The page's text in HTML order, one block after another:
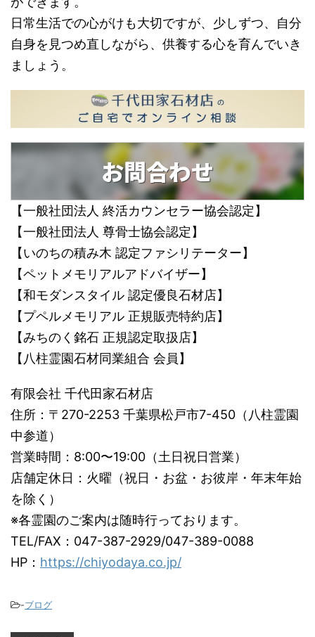
日常生活での心がけも大切ですが、少しずつ、自分
自身を見つめ直しながら、供養する心を育んでいき
ましょう。
お問合わせ
【一般社団法人 終活カウンセラー協会認定】
【一般社団法人 尊骨士協会認定】
【いのちの積み木 認定ファシリテーター】
【ペットメモリアルアドバイザー】
【和モダンスタイル 認定優良石材店】
【プペルメモリアル 正規販売特約店】
【みちのく銘石 正規認定取扱店】
【八柱霊園石材同業組合 会員】
有限会社 千代田家石材店
住所：〒270-2253 千葉県松戸市7-450（八柱霊園
中参道）
営業時間：8:00〜19:00（土日祝日営業）
店舗定休日：火曜（祝日・お盆・お彼岸・年末年始
を除く）
※各霊園のご案内は随時行っております。
TEL/FAX：047-387-2929/047-389-0088
HP： https://chiyodaya.co.jp/
-ブログ